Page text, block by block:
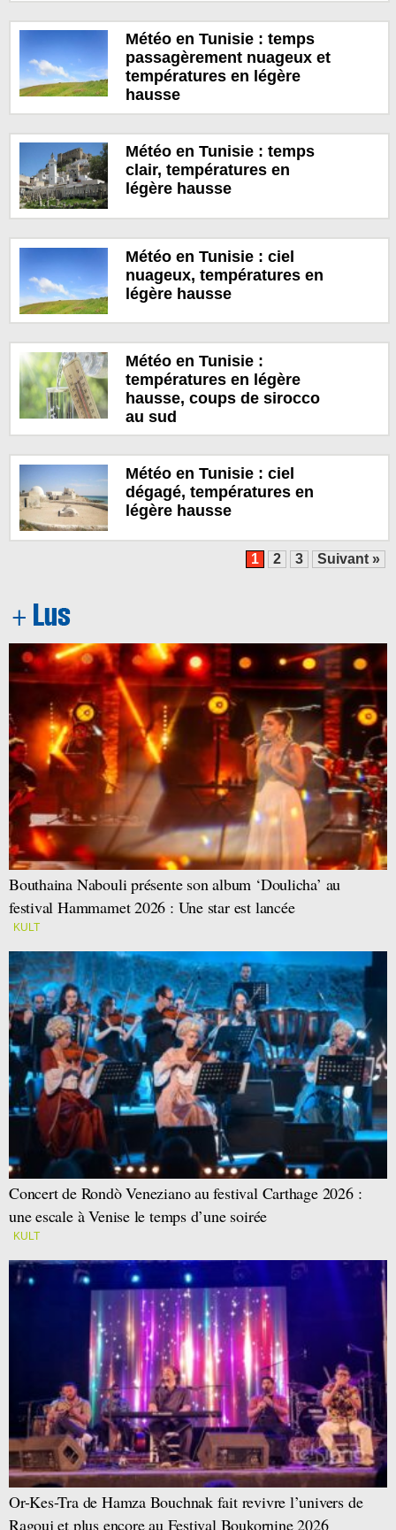
Météo en Tunisie : temps
passagèrement nuageux et
températures en légère
hausse
Météo en Tunisie : temps
clair, températures en
légère hausse
Météo en Tunisie : ciel
nuageux, températures en
légère hausse
Météo en Tunisie :
températures en légère
hausse, coups de sirocco
au sud
Météo en Tunisie : ciel
dégagé, températures en
légère hausse
1 2 3 Suivant »
Bouthaina Nabouli présente son album ‘Doulicha’ au
festival Hammamet 2026 : Une star est lancée
KULT
Concert de Rondò Veneziano au festival Carthage 2026 :
une escale à Venise le temps d’une soirée
KULT
Or-Kes-Tra de Hamza Bouchnak fait revivre l’univers de
Ragouj et plus encore au Festival Boukornine 2026